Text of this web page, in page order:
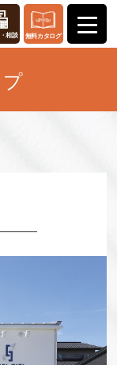
相談 無料カタログ